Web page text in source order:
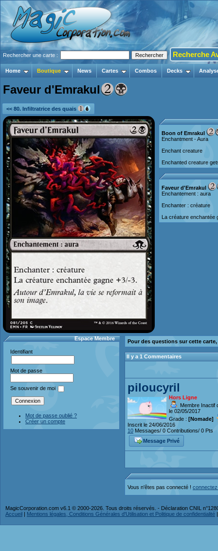
Rechercher une carte : Recherche
Home Boutique News Cartes Combos Decks
Faveur d'Emrakul
<< 80. Infiltratrice des quais
Boon of Emrakul
Enchantment - Aura
Enchant creature
Enchanted creature
Faveur d'Emrakul
Enchantement : aura
Enchanter : créature
La créature enchantée
Espace Membre
Identifiant
Mot de passe
Se souvenir de moi
Mot de passe oublié ?
Créer un compte
Pour des questions sur cette
Il y a 1 Commentaires
piloucyril
Hors Ligne
Membre Inactif
le 02/05/2017
Grade : [Nomade]
Inscrit le 24/06/2016
10 Messages/ 0 Contributions/ 0 Pts
Message Privé
Vous n'êtes pas connecté !
MagicCorporation.com v6.1 © 2000-2026. Tous droits réservés. - Déclaration CNIL
Accueil | Mentions légales, Conditions Générales d'Utilisation et Politique de confidentialité